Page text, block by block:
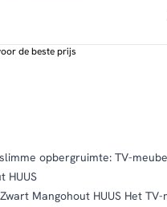
de beste prijs
opbergruimte: TV-
HUUS
Mangohout HUUS Het